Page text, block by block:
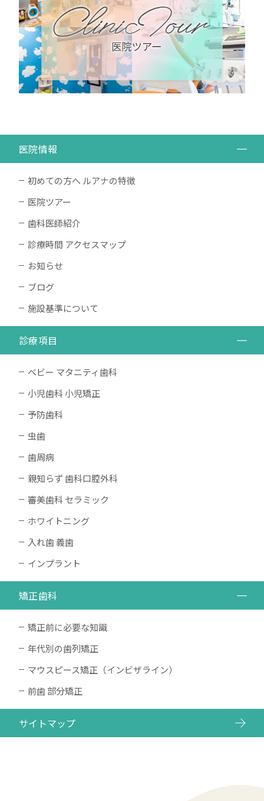
医院情報
初めての方へ ルアナの特徴
医院ツアー
歯科医師紹介
診療時間 アクセスマップ
お知らせ
ブログ
施設基準について
診療項目
ベビー マタニティ歯科
小児歯科 小児矯正
予防歯科
虫歯
歯周病
親知らず 歯科口腔外科
審美歯科 セラミック
ホワイトニング
入れ歯 義歯
インプラント
矯正歯科
矯正前に必要な知識
年代別の歯列矯正
マウスピース矯正（インビザライン）
前歯 部分矯正
サイトマップ